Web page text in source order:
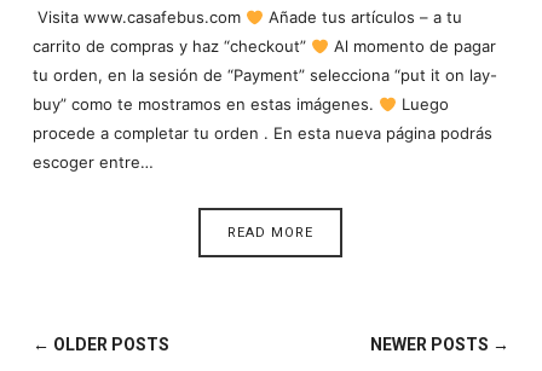
Visita www.casafebus.com
Añade tus artículos – a tu
carrito de compras y haz “checkout”
Al momento de pagar
tu orden, en la sesión de “Payment” selecciona “put it on lay-
buy” como te mostramos en estas imágenes.
Luego
procede a completar tu orden . En esta nueva página podrás
escoger entre…
READ MORE
← OLDER POSTS NEWER POSTS →